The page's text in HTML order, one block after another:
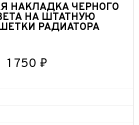
НАКЛАДКА ЧЕРНОГО
НА ШТАТНУЮ
РАДИАТОРА
1 750 ₽